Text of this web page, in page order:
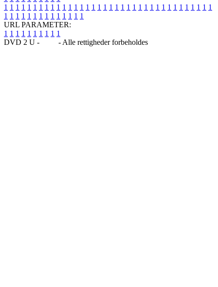
1 1 1 1 1 1 1 1 1 1 1 1 1 1 1 1 1 1 1 1 1 1 1 1 1 1 1 1 1 1 1 1 1 1 1 1
1 1 1 1 1 1 1 1 1 1 1 1 1 1
URL PARAMETER:
1 1 1 1 1 1 1 1 1 1
DVD 2 U -
- Alle rettigheder forbeholdes